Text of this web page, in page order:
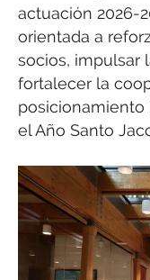
actuación 2026-
orientada a
socios, impulsar
fortalecer la
posicionamiento
el Año Santo